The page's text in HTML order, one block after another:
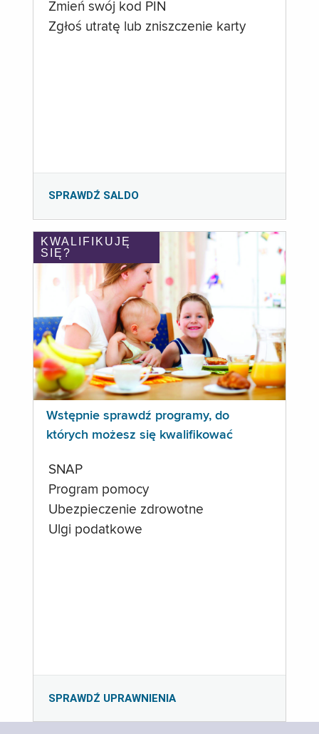
Zmień swój kod PIN
Zgłoś utratę lub zniszczenie karty
SPRAWDŹ SALDO
KWALIFIKUJĘ
SIĘ?
Wstępnie sprawdź programy, do
których możesz się kwalifikować
SNAP
Program pomocy
Ubezpieczenie zdrowotne
Ulgi podatkowe
SPRAWDŹ UPRAWNIENIA